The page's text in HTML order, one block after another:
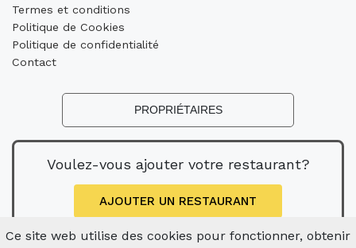
Termes et conditions
Politique de Cookies
Politique de confidentialité
Contact
PROPRIÉTAIRES
Voulez-vous ajouter votre restaurant?
AJOUTER UN RESTAURANT
Ce site web utilise des cookies pour fonctionner, obtenir